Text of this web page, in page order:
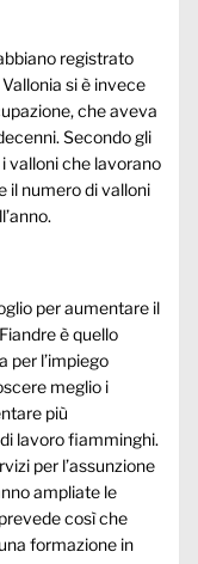
registrato
si è invece
che aveva
Secondo gli
valloni che lavorano
il numero di valloni
per aumentare il
è quello
per l’impiego
meglio i
più
lavoro fiamminghi.
per l’assunzione
ampliate le
così che
formazione in